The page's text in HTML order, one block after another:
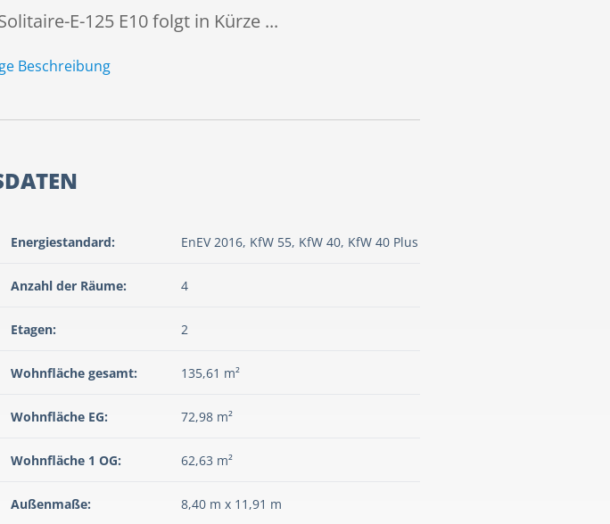
E-125 E10 folgt in Kürze ...
Beschreibung
Energiestandard: EnEV 2016, KfW 55, KfW 40, KfW 40 Plus
Anzahl der Räume: 4
Etagen: 2
Wohnfläche gesamt: 135,61 m²
Wohnfläche EG: 72,98 m²
Wohnfläche 1 OG: 62,63 m²
Außenmaße: 8,40 m x 11,91 m